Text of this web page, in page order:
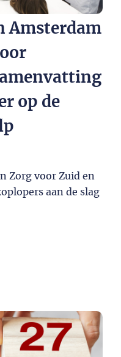
Amsterdam
op de
Zorg voor Zuid en
aan de slag